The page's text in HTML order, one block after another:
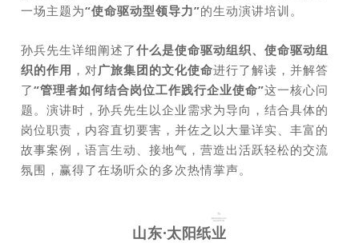
一场主题为“使命驱动型领导力”的生动演讲培训。
孙兵先生详细阐述了什么是使命驱动组织、使命驱动组
织的作用 ，对广旅集团的文化使命进行了解读，并解答
了“管理者如何结合岗位工作践行企业使命”这一核心问
题。演讲时，孙兵先生以企业需求为导向，结合具体的
岗位职责，内容直切要害，并佐之以大量详实、丰富的
故事案例，语言生动、接地气，营造出活跃轻松的交流
氛围，赢得了在场听众的多次热情掌声。
山东·太阳纸业